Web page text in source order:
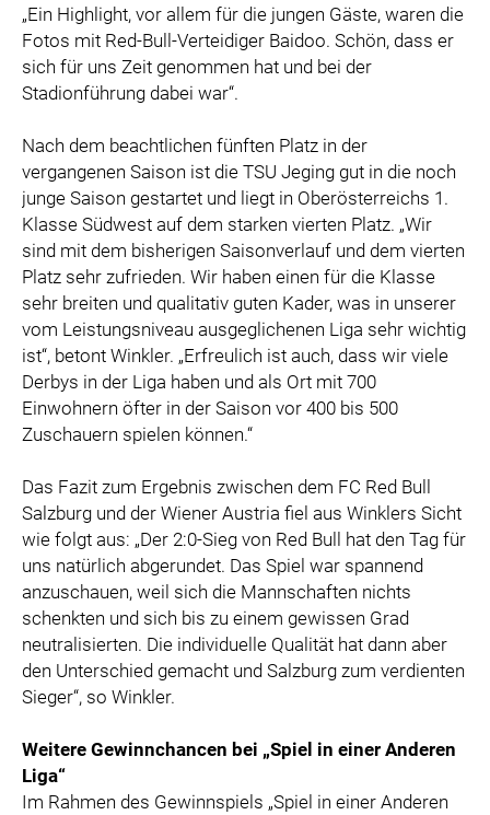
„Ein Highlight, vor allem für die jungen Gäste, waren die
Fotos mit Red-Bull-Verteidiger Baidoo. Schön, dass er
sich für uns Zeit genommen hat und bei der
Stadionführung dabei war“.
Nach dem beachtlichen fünften Platz in der
vergangenen Saison ist die TSU Jeging gut in die noch
junge Saison gestartet und liegt in Oberösterreichs 1.
Klasse Südwest auf dem starken vierten Platz. „Wir
sind mit dem bisherigen Saisonverlauf und dem vierten
Platz sehr zufrieden. Wir haben einen für die Klasse
sehr breiten und qualitativ guten Kader, was in unserer
vom Leistungsniveau ausgeglichenen Liga sehr wichtig
ist“, betont Winkler. „Erfreulich ist auch, dass wir viele
Derbys in der Liga haben und als Ort mit 700
Einwohnern öfter in der Saison vor 400 bis 500
Zuschauern spielen können.“
Das Fazit zum Ergebnis zwischen dem FC Red Bull
Salzburg und der Wiener Austria fiel aus Winklers Sicht
wie folgt aus: „Der 2:0-Sieg von Red Bull hat den Tag für
uns natürlich abgerundet. Das Spiel war spannend
anzuschauen, weil sich die Mannschaften nichts
schenkten und sich bis zu einem gewissen Grad
neutralisierten. Die individuelle Qualität hat dann aber
den Unterschied gemacht und Salzburg zum verdienten
Sieger“, so Winkler.
Weitere Gewinnchancen bei „Spiel in einer Anderen
Liga“
Im Rahmen des Gewinnspiels „Spiel in einer Anderen